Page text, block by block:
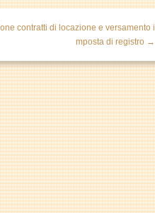
contratti di locazione e versamento i
mposta di registro →